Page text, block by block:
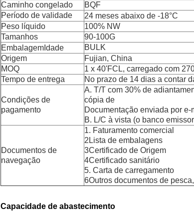
Caminho congelado
BQF
Período de validade
24 meses abaixo de -18°C
Peso líquido
100% NW
Tamanhos
90-100G
Embalagem Idade
BULK
Origem
Fujian, China
MOQ
1 x 40'FCL, carregado com
Tempo de entrega
No prazo de 14 dias a contar
Condições de
pagamento
A. T/T com 30% de
cópia de
Documentação enviada por e-
B. L/C à vista (o banco
Documentos de
navegação
1. Faturamento comercial
2Lista de embalagens
3Certificado de Origem
4Certificado sanitário
5. Carta de carregamento
6Outros documentos de
Capacidade de abastecimento